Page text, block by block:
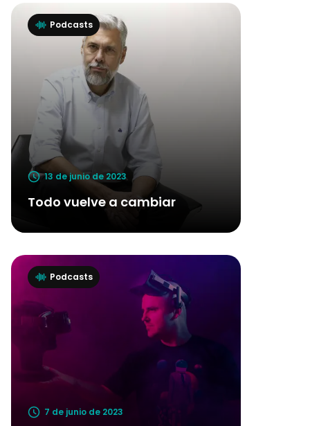
Podcasts
13 de junio de 2023
Todo vuelve a cambiar
Podcasts
7 de junio de 2023